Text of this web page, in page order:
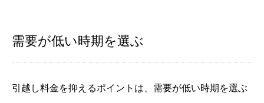
需要が低い時期を選ぶ
引越し料金を抑えるポイントは、需要が低い時期を選ぶ